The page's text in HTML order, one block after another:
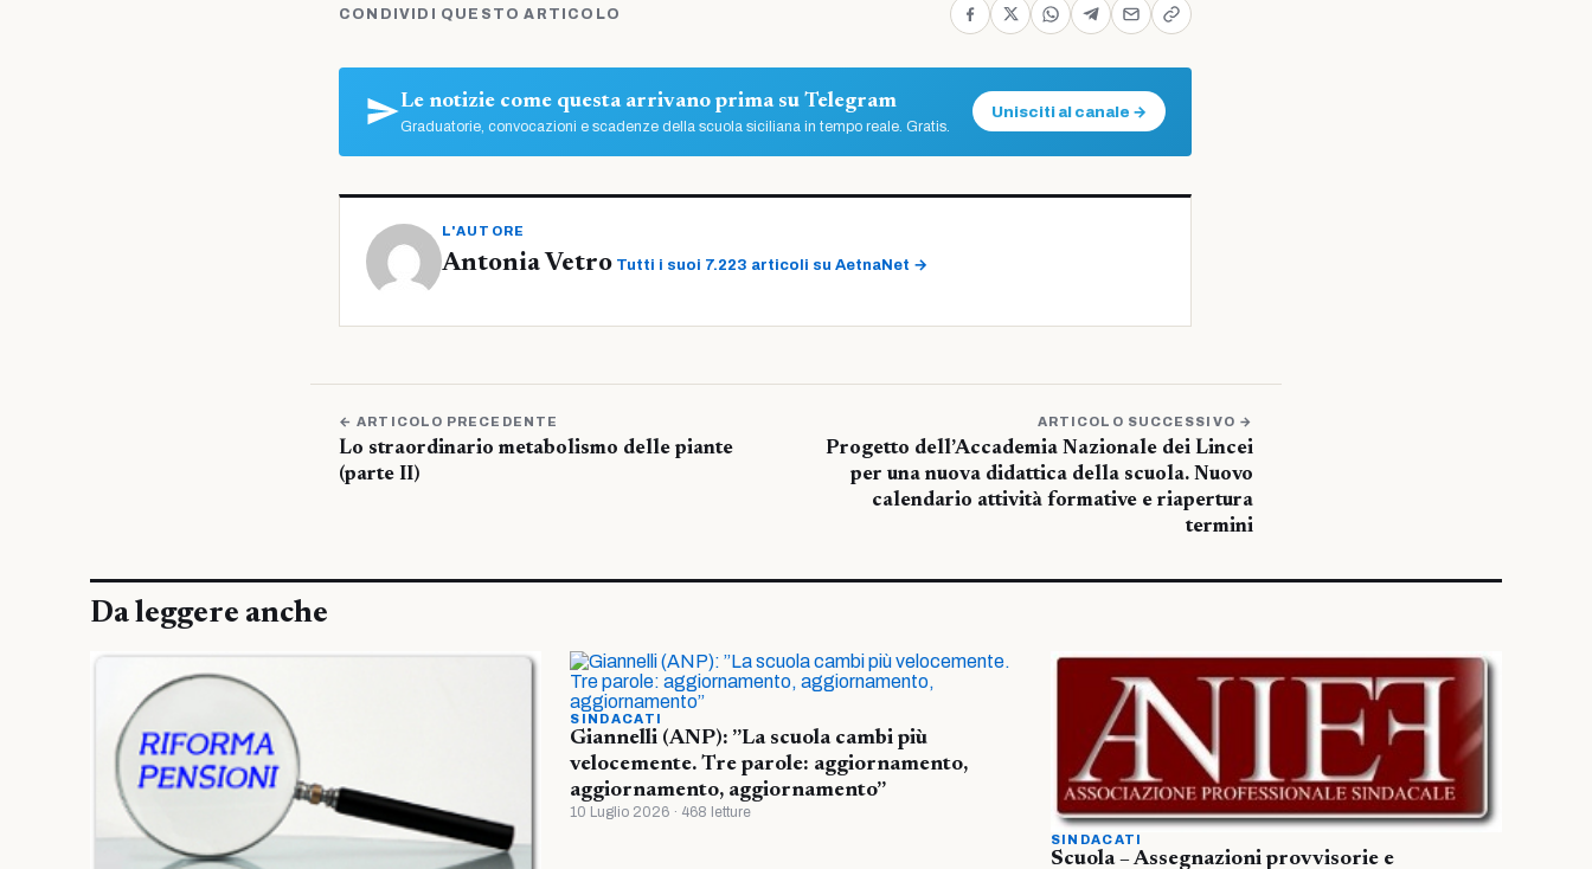
CONDIVIDI QUESTO ARTICOLO
Le notizie come questa arrivano prima su Telegram
Graduatorie, convocazioni e scadenze della scuola siciliana in tempo reale. Gratis.
Unisciti al canale →
L'AUTORE
Antonia Vetro Tutti i suoi 7.223 articoli su AetnaNet →
← ARTICOLO PRECEDENTE
Lo straordinario metabolismo delle piante
(parte II)
ARTICOLO SUCCESSIVO →
Progetto dell’Accademia Nazionale dei Lincei
per una nuova didattica della scuola. Nuovo
calendario attività formative e riapertura
termini
Da leggere anche
SINDACATI
Giannelli (ANP): ”La scuola cambi più
velocemente. Tre parole: aggiornamento,
aggiornamento, aggiornamento”
10 Luglio 2026 · 468 letture
SINDACATI
Scuola – Assegnazioni provvisorie e